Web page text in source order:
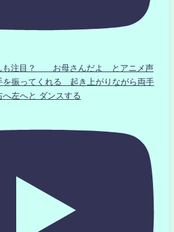
も注目？ お母さんだよ とアニメ声
を振ってくれる 起き上がりながら両手
左へと ダンスする